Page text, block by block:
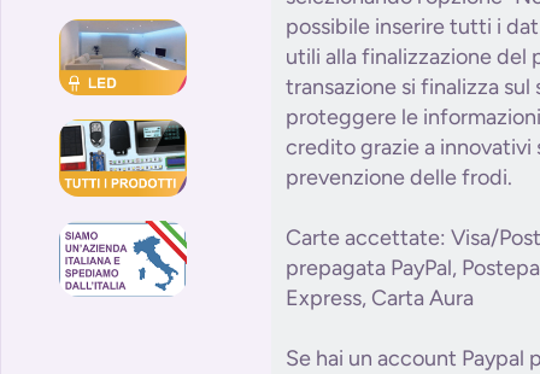
possibile inserire tutti i
utili alla finalizzazione del
transazione si finalizza sul
proteggere le
credito grazie a innovativi
prevenzione delle frodi.
Carte accettate: Visa/
prepagata PayPal,
Express, Carta Aura
Se hai un account Paypal